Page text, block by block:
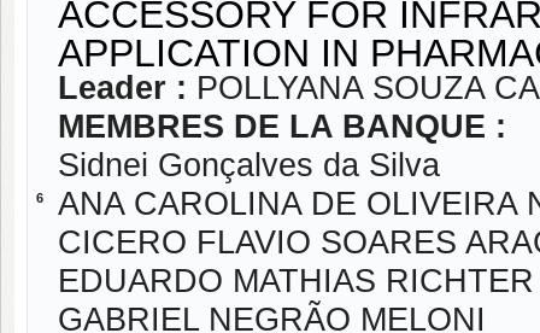
6
ACCESSORY FOR
APPLICATION IN
Leader : POLLYANA SOUZA
MEMBRES DE LA BANQUE :
Sidnei Gonçalves da Silva
ANA CAROLINA DE OLIVEIRA
CICERO FLAVIO SOARES
EDUARDO MATHIAS RICHTER
GABRIEL NEGRÃO MELONI